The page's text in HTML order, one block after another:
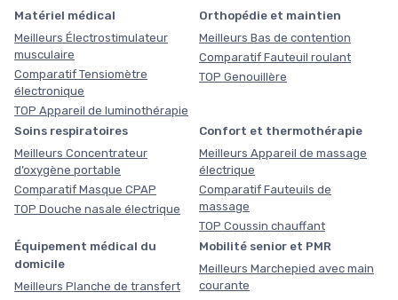
Matériel médical
Meilleurs Électrostimulateur
musculaire
Comparatif Tensiomètre
électronique
TOP Appareil de luminothérapie
Orthopédie et maintien
Meilleurs Bas de contention
Comparatif Fauteuil roulant
TOP Genouillère
Soins respiratoires
Meilleurs Concentrateur
d’oxygène portable
Comparatif Masque CPAP
TOP Douche nasale électrique
Confort et thermothérapie
Meilleurs Appareil de massage
électrique
Comparatif Fauteuils de
massage
TOP Coussin chauffant
Équipement médical du
domicile
Meilleurs Planche de transfert
Mobilité senior et PMR
Meilleurs Marchepied avec main
courante